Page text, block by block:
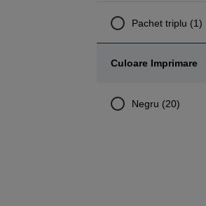
Pachet triplu (1)
Culoare Imprimare
Negru (20)